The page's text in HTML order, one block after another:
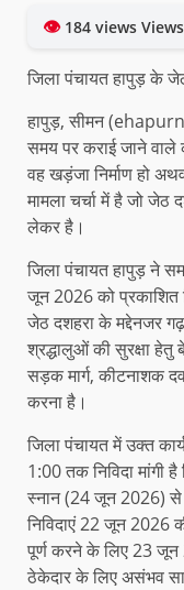
👁184 views Views
जिला पंचायत हापुड़ के
हापुड़, सीमन
समय पर कराई जाने वाले
वह खड़ंजा निर्माण हो
मामला चर्चा में है जो जेठ
लेकर है।
जिला पंचायत हापुड़ ने
जून 2026 को प्रकाशित
जेठ दशहरा के मद्देनजर
श्रद्धालुओं की सुरक्षा हेतु
सड़क मार्ग, कीटनाशक
करना है।
जिला पंचायत में उक्त
1:00 तक निविदा मांगी
स्नान (24 जून 2026) से
निविदाएं 22 जून 2026
पूर्ण करने के लिए 23 जून
ठेकेदार के लिए असंभव सा